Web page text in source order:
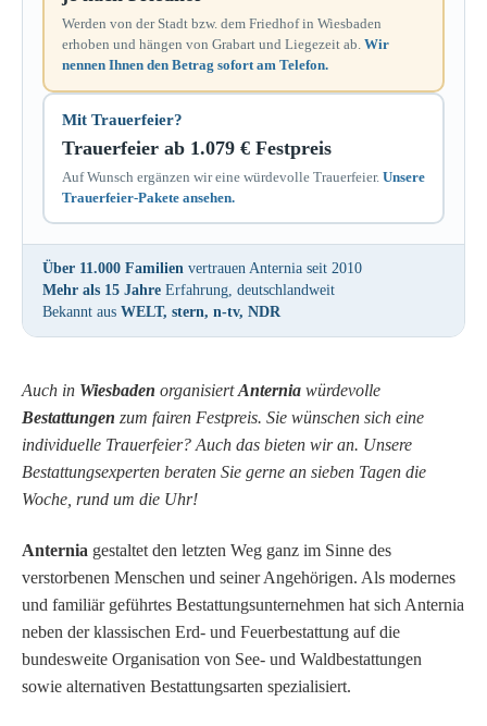
Werden von der Stadt bzw. dem Friedhof in Wiesbaden
erhoben und hängen von Grabart und Liegezeit ab. Wir
nennen Ihnen den Betrag sofort am Telefon.
Mit Trauerfeier?
Trauerfeier ab 1.079 € Festpreis
Auf Wunsch ergänzen wir eine würdevolle Trauerfeier. Unsere
Trauerfeier-Pakete ansehen.
Über 11.000 Familien vertrauen Anternia seit 2010
Mehr als 15 Jahre Erfahrung, deutschlandweit
Bekannt aus WELT, stern, n-tv, NDR
Auch in Wiesbaden organisiertAnternia würdevolle
Bestattungen zum fairen Festpreis. Sie wünschen sich eine
individuelle Trauerfeier? Auch das bieten wir an. Unsere
Bestattungsexperten beraten Sie gerne an sieben Tagen die
Woche, rund um die Uhr!
Anternia gestaltet den letzten Weg ganz im Sinne des
verstorbenen Menschen und seiner Angehörigen. Als modernes
und familiär geführtes Bestattungsunternehmen hat sich Anternia
neben der klassischen Erd- und Feuerbestattung auf die
bundesweite Organisation von See- und Waldbestattungen
sowie alternativen Bestattungsarten spezialisiert.